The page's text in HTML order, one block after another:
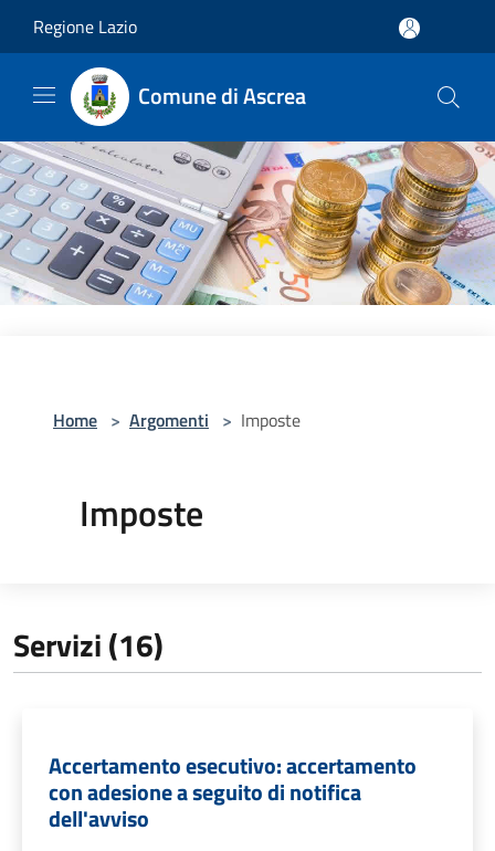
Regione Lazio
Comune di Ascrea
Home > Argomenti > Imposte
Imposte
Servizi (16)
Accertamento esecutivo: accertamento
con adesione a seguito di notifica
dell'avviso